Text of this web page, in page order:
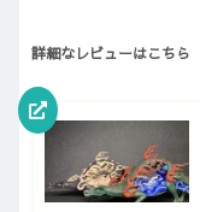
詳細なレビューはこちら